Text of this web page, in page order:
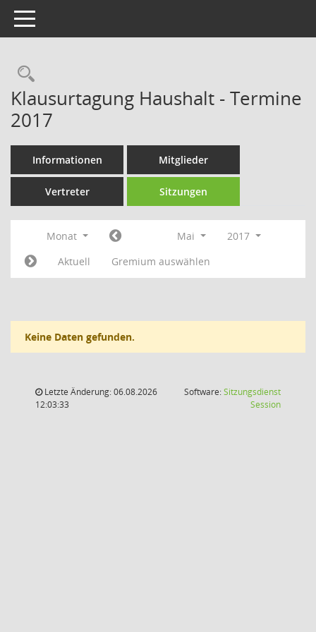
Toggle navigation
Rechercheauswahl
Klausurtagung Haushalt - Termine
2017
Informationen Mitglieder
Vertreter Sitzungen
Monat Mai
2017
Aktuell
Gremium auswählen
Keine Daten gefunden.
Letzte Änderung: 06.08.2026
12:03:33
Software:Sitzungsdienst
Session(Wird in